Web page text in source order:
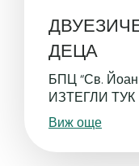
ДЕЦА
БПЦ “Св. Йоан
ИЗТЕГЛИ ТУК
Виж още